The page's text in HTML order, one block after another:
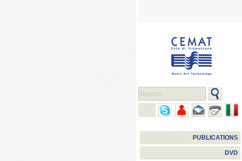
PUBLICATIONS
DVD